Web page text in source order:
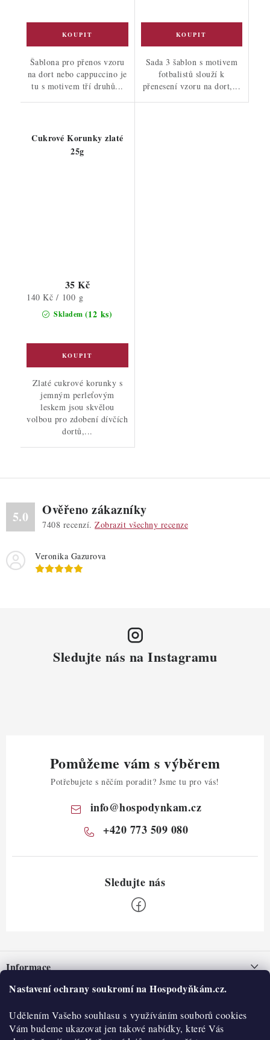
Nastavení ochrany soukromí na Hospodyňkám.cz.
Udělením Vašeho souhlasu s využíváním souborů cookies
Vám budeme ukazovat jen takové nabídky, které Vás
Šablona pro přenos vzoru
na dort nebo cappuccino je
tu s motivem tří druhů...
Sada 3 šablon s motivem
fotbalistů slouží k
přenesení vzoru na dort,...
Cukrové Korunky zlaté
25g
Skladem (12 ks)
35 Kč
Měrná
cena:
140 Kč / 100 g
Zlaté cukrové korunky s
jemným perleťovým
leskem jsou skvělou
volbou pro zdobení dívčích
dortů,...
5.0 Ověřeno zákazníky
7408 recenzí. Zobrazit všechny recenze
Veronika Gazurova
Sledujte nás na Instagramu
Pomůžeme vám s výběrem
Potřebujete s něčím poradit? Jsme tu pro vás!
info@hospodynkam.cz
+420 773 509 080
pInformace
Nepřevzetí zásilky na dobírku
Obchodní podmínky
Hodnocení obchodu
O nás
Historie
O nákupu